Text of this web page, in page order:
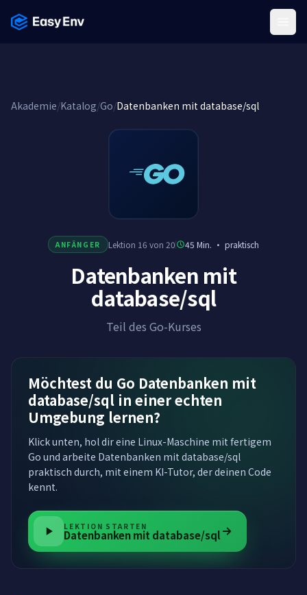
Akademie/Katalog/Go/Datenbanken mit database/sql
ANFÄNGER Lektion 16 von 20 45 Min. · praktisch
Datenbanken mit
database/sql
Teil des Go-Kurses
Möchtest du Go Datenbanken mit
database/sql in einer echten
Umgebung lernen?
Klick unten, hol dir eine Linux-Maschine mit fertigem
Go und arbeite Datenbanken mit database/sql
praktisch durch, mit einem KI-Tutor, der deinen Code
kennt.
LEKTION STARTEN
Datenbanken mit database/sql